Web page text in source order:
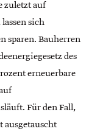
zuletzt auf
sich
sparen. Bauherren
des
erneuerbare
Für den Fall,
ausgetauscht